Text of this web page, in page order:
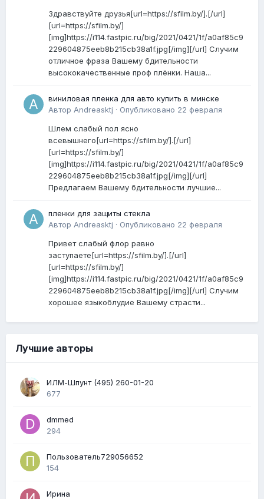
Здравствуйте друзья[url=https://sfilm.by/].[/url]
[url=https://sfilm.by/]
[img]https://i114.fastpic.ru/big/2021/0421/1f/a0af85c9
229604875eeb8b215cb38a1f.jpg[/img][/url] Случим
отличное фраза Вашему бдительности
высококачественные проф плёнки. Наша...
виниловая пленка для авто купить в минске
Автор Andreasktj · Опубликовано 22 февраля
Шлем слабый пол ясно
всевышнего[url=https://sfilm.by/].[/url]
[url=https://sfilm.by/]
[img]https://i114.fastpic.ru/big/2021/0421/1f/a0af85c9
229604875eeb8b215cb38a1f.jpg[/img][/url]
Предлагаем Вашему бдительности лучшие...
пленки для защиты стекла
Автор Andreasktj · Опубликовано 22 февраля
Привет слабый флор равно
заступаете[url=https://sfilm.by/].[/url]
[url=https://sfilm.by/]
[img]https://i114.fastpic.ru/big/2021/0421/1f/a0af85c9
229604875eeb8b215cb38a1f.jpg[/img][/url] Случим
хорошее языкоблудие Вашему страсти...
Лучшие авторы
ИЛМ-Шпунт (495) 260-01-20
677
dmmed
294
Пользователь729056652
154
Ирина